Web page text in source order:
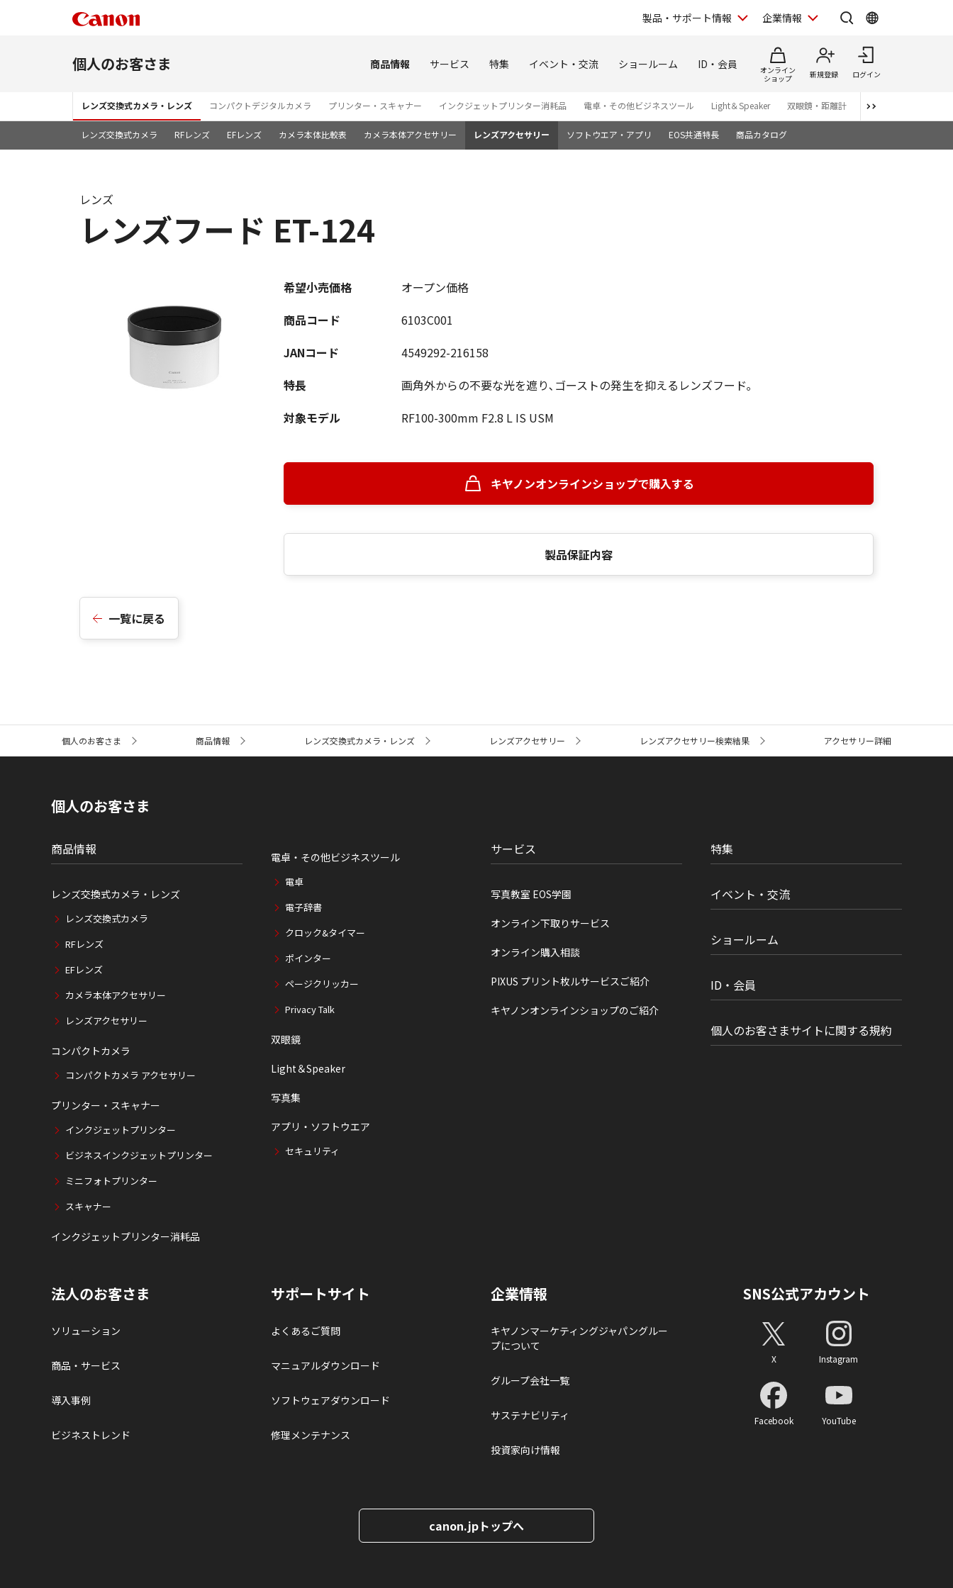
製品・サポート情報 企業情報
個人のお客さま 商品情報 サービス 特集 イベント・交流 ショールーム ID・会員
オンライン
ショップ
新規登録 ログイン
レンズ交換式カメラ・レンズ コンパクトデジタルカメラ プリンター・スキャナー インクジェットプリンター消耗品 電卓・その他ビジネスツール Light＆Speaker 双眼鏡・距離計 写真集
レンズ交換式カメラ RFレンズ EFレンズ カメラ本体比較表 カメラ本体アクセサリー レンズアクセサリー ソフトウエア・アプリ EOS共通特長 商品カタログ
レンズフード ET-124
レンズ
希望小売価格
オープン価格
商品コード
6103C001
JANコード
4549292-216158
特長
画角外からの不要な光を遮り､ゴーストの発生を抑えるレンズフード｡
対象モデル
RF100-300mm F2.8 L IS USM
キヤノンオンラインショップで購入する
製品保証内容
一覧に戻る
ト
個人のお客さま 商品情報 レンズ交換式カメラ・レンズ レンズアクセサリー レンズアクセサリー検索結果 アクセサリー詳細
個人のお客さま
商品情報
レンズ交換式カメラ・レンズ
レンズ交換式カメラ
RFレンズ
EFレンズ
カメラ本体アクセサリー
レンズアクセサリー
コンパクトカメラ
コンパクトカメラ アクセサリー
プリンター・スキャナー
インクジェットプリンター
ビジネスインクジェットプリンター
ミニフォトプリンター
スキャナー
インクジェットプリンター消耗品
電卓・その他ビジネスツール
電卓
電子辞書
クロック&タイマー
ポインター
ページクリッカー
Privacy Talk
双眼鏡
Light＆Speaker
写真集
アプリ・ソフトウエア
セキュリティ
サービス
写真教室 EOS学園
オンライン下取りサービス
オンライン購入相談
PIXUS プリント枚ルサービスご紹介
キヤノンオンラインショップのご紹介
特集
イベント・交流
ショールーム
ID・会員
個人のお客さまサイトに関する規約
法人のお客さま
ソリューション
商品・サービス
導入事例
ビジネストレンド
サポートサイト
よくあるご質問
マニュアルダウンロード
ソフトウェアダウンロード
修理メンテナンス
企業情報
キヤノンマーケティングジャパングルー
プについて
グループ会社一覧
サステナビリティ
投資家向け情報
SNS公式アカウント
X Instagram
Facebook YouTube
canon.jpトップへ